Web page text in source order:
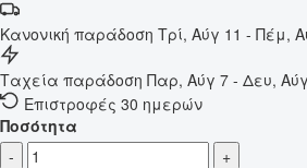
Κανονική παράδοση Τρί, Αύγ 11 - Πέμ,
Ταχεία παράδοση Παρ, Αύγ 7 - Δευ,
Επιστροφές 30 ημερών
Ποσότητα
-
+